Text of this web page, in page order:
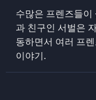
수많은 프렌즈들이
과 친구인 서벌은
동하면서 여러 프
이야기.